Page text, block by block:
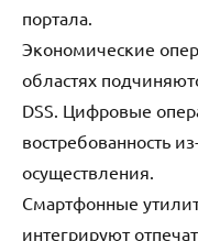
портала.
Экономические
областях
DSS. Цифровые
востребованность
осуществления.
Смартфонные
интегрируют